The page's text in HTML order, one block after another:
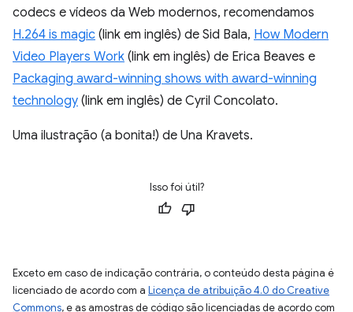
codecs e vídeos da Web modernos, recomendamos
H.264 is magic (link em inglês) de Sid Bala, How Modern
Video Players Work (link em inglês) de Erica Beaves e
Packaging award-winning shows with award-winning
technology (link em inglês) de Cyril Concolato.
Uma ilustração (a bonita!) de Una Kravets.
Isso foi útil?
Exceto em caso de indicação contrária, o conteúdo desta página é
licenciado de acordo com a Licença de atribuição 4.0 do Creative
Commons, e as amostras de código são licenciadas de acordo com